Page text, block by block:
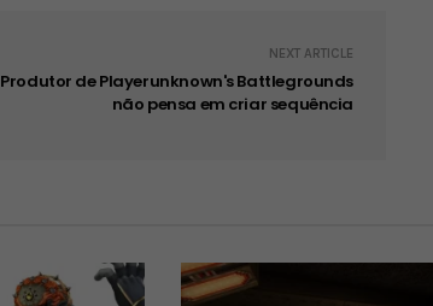
NEXT ARTICLE
Produtor de Playerunknown's Battlegrounds
não pensa em criar sequência